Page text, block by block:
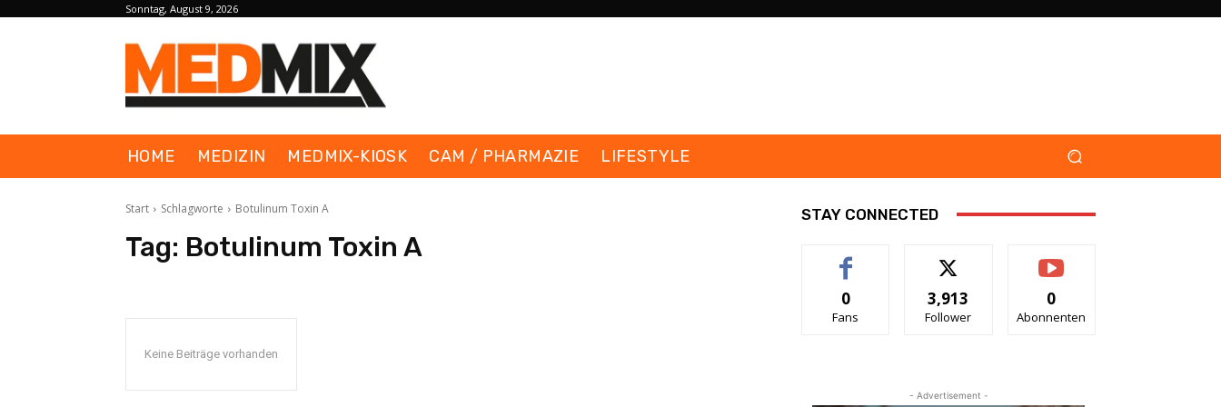
Sonntag, August 9, 2026
HOME MEDIZIN MEDMIX-KIOSK CAM / PHARMAZIE LIFESTYLE
Start Schlagworte Botulinum Toxin A
Tag: Botulinum Toxin A
Keine Beiträge vorhanden
STAY CONNECTED
0
Fans
3,913
Follower
0
Abonnenten
- Advertisement -